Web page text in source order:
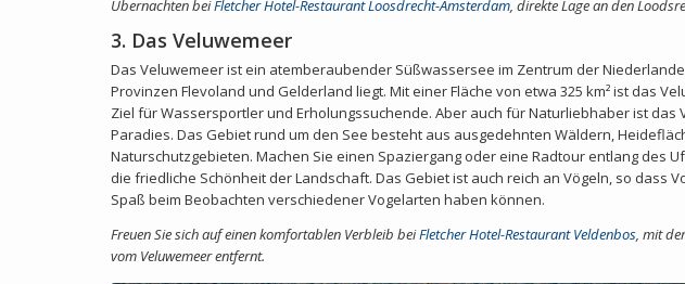
Übernachten beiFletcher Hotel-Restaurant Loosdrecht-Amsterdam, direkte Lage an den
3. Das Veluwemeer
Das Veluwemeer ist ein atemberaubender Süßwassersee im Zentrum der
Provinzen Flevoland und Gelderland liegt. Mit einer Fläche von etwa 325 km² ist das
Ziel für Wassersportler und Erholungssuchende. Aber auch für Naturliebhaber ist das
Paradies. Das Gebiet rund um den See besteht aus ausgedehnten Wäldern,
Naturschutzgebieten. Machen Sie einen Spaziergang oder eine Radtour entlang des
die friedliche Schönheit der Landschaft. Das Gebiet ist auch reich an Vögeln, so dass
Spaß beim Beobachten verschiedener Vogelarten haben können.
Freuen Sie sich auf einen komfortablen Verbleib beiFletcher Hotel-Restaurant Veldenbos, mit
vom Veluwemeer entfernt.